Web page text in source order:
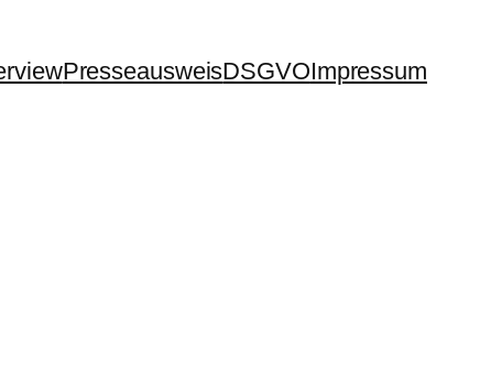
PresseausweisDSGVOImpressum